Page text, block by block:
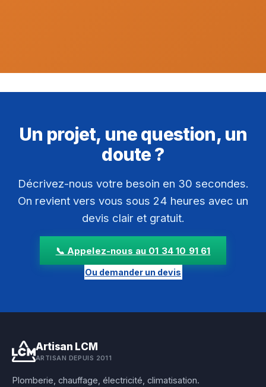
Un projet, une question, un
doute ?
Décrivez-nous votre besoin en 30 secondes.
On revient vers vous sous 24 heures avec un
devis clair et gratuit.
📞 Appelez-nous au 01 34 10 91 61
Ou demander un devis
Artisan LCM
ARTISAN DEPUIS 2011
Plomberie, chauffage, électricité, climatisation.